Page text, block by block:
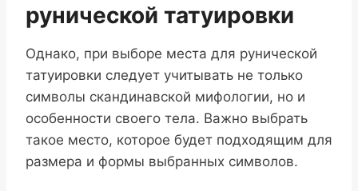
рунической татуировки
Однако, при выборе места для рунической
татуировки следует учитывать не только
символы скандинавской мифологии, но и
особенности своего тела. Важно выбрать
такое место, которое будет подходящим для
размера и формы выбранных символов.